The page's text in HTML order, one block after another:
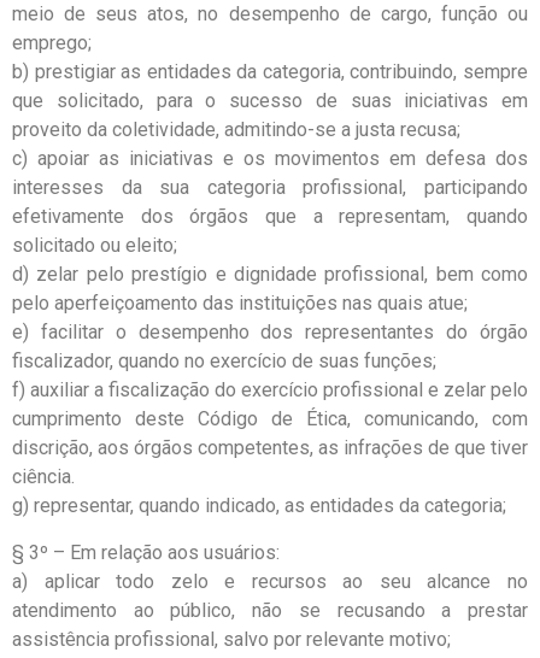
meio de seus atos, no desempenho de cargo, função ou
emprego;
b) prestigiar as entidades da categoria, contribuindo, sempre
que solicitado, para o sucesso de suas iniciativas em
proveito da coletividade, admitindo-se a justa recusa;
c) apoiar as iniciativas e os movimentos em defesa dos
interesses da sua categoria profissional, participando
efetivamente dos órgãos que a representam, quando
solicitado ou eleito;
d) zelar pelo prestígio e dignidade profissional, bem como
pelo aperfeiçoamento das instituições nas quais atue;
e) facilitar o desempenho dos representantes do órgão
fiscalizador, quando no exercício de suas funções;
f) auxiliar a fiscalização do exercício profissional e zelar pelo
cumprimento deste Código de Ética, comunicando, com
discrição, aos órgãos competentes, as infrações de que tiver
ciência.
g) representar, quando indicado, as entidades da categoria;
§ 3º – Em relação aos usuários:
a) aplicar todo zelo e recursos ao seu alcance no
atendimento ao público, não se recusando a prestar
assistência profissional, salvo por relevante motivo;